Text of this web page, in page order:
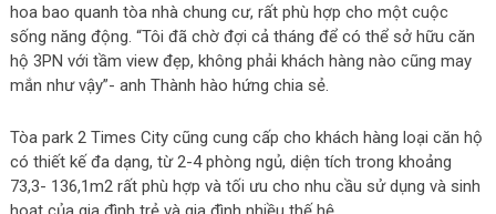
hoa bao quanh tòa nhà chung cư, rất phù hợp cho một cuộc
sống năng động. “Tôi đã chờ đợi cả tháng để có thể sở hữu căn
hộ 3PN với tầm view đẹp, không phải khách hàng nào cũng may
mắn như vậy”- anh Thành hào hứng chia sẻ.
Tòa park 2 Times City cũng cung cấp cho khách hàng loại căn hộ
có thiết kế đa dạng, từ 2-4 phòng ngủ, diện tích trong khoảng
73,3- 136,1m2 rất phù hợp và tối ưu cho nhu cầu sử dụng và sinh